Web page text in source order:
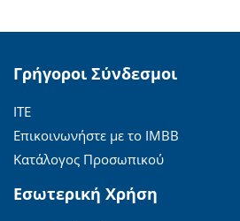
Γρήγοροι Σύνδεσμοι
ΙΤΕ
Επικοινωνήστε με το ΙΜΒΒ
Κατάλογος Προσωπικού
Εσωτερική Χρήση